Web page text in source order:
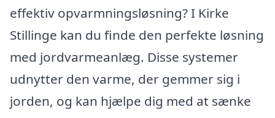
effektiv opvarmningsløsning? I Kirke
Stillinge kan du finde den perfekte løsning
med jordvarmeanlæg. Disse systemer
udnytter den varme, der gemmer sig i
jorden, og kan hjælpe dig med at sænke